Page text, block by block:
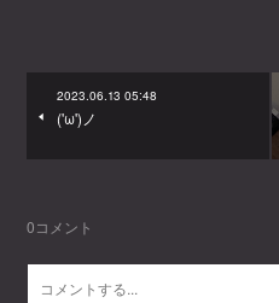
2023.06.13 05:48
('ω')ノ
0コメント